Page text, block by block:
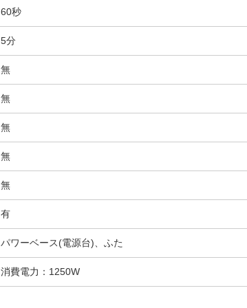
60秒
5分
無
無
無
無
無
有
パワーベース(電源台)、ふた
消費電力：1250W